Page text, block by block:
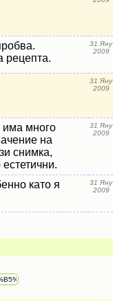
рецепта.
31 Яну
2009
31 Яну
2009
има много
на
снимка,
31 Яну
2009
като я
31 Яну
2009